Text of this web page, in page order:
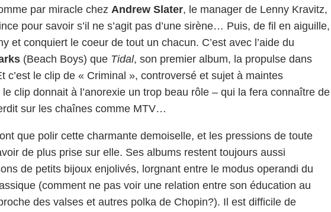
par miracle chez Andrew Slater, le manager de Lenny Kravitz,
pour savoir s’il ne s’agit pas d’une sirène… Puis, de fil en aiguille,
et conquiert le coeur de tout un chacun. C’est avec l’aide du
(Beach Boys) que Tidal, son premier album, la propulse dans
c’est le clip de « Criminal », controversé et sujet à maintes
clip donnait à l’anorexie un trop beau rôle – qui la fera connaître de
sur les chaînes comme MTV…
que polir cette charmante demoiselle, et les pressions de toute
de plus prise sur elle. Ses albums restent toujours aussi
de petits bijoux enjolivés, lorgnant entre le modus operandi du
(comment ne pas voir une relation entre son éducation au
des valses et autres polka de Chopin?). Il est difficile de